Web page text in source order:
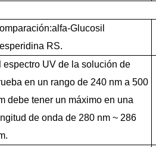
alfa-Glucosil
RS.
espectro UV de la solución de
en un rango de 240 nm a 500
debe tener un máximo en una
de onda de 280 nm ~ 286